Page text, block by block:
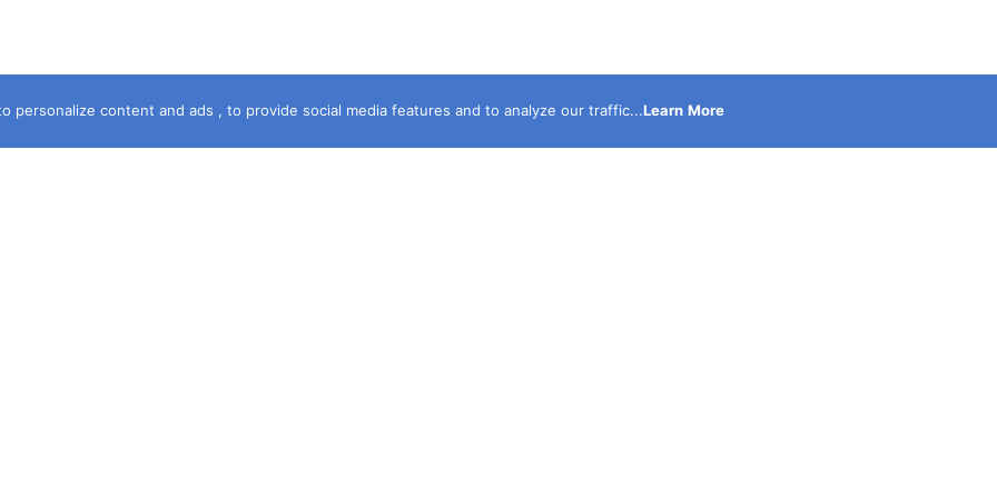
personalize content and ads , to provide social media features and to analyze our traffic...Learn More